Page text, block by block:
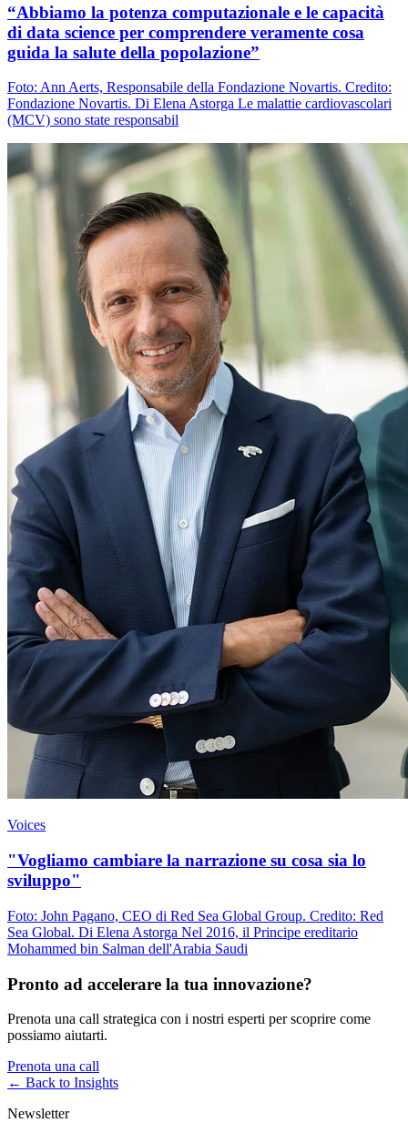
“Abbiamo la potenza computazionale e le capacità
di data science per comprendere veramente cosa
guida la salute della popolazione”
Foto: Ann Aerts, Responsabile della Fondazione Novartis. Credito:
Fondazione Novartis. Di Elena Astorga Le malattie cardiovascolari
(MCV) sono state responsabil
Voices
"Vogliamo cambiare la narrazione su cosa sia lo
sviluppo"
Foto: John Pagano, CEO di Red Sea Global Group. Credito: Red
Sea Global. Di Elena Astorga Nel 2016, il Principe ereditario
Mohammed bin Salman dell'Arabia Saudi
Pronto ad accelerare la tua innovazione?
Prenota una call strategica con i nostri esperti per scoprire come
possiamo aiutarti.
Prenota una call
← Back to Insights
Newsletter